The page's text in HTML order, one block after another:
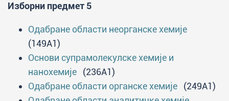
Изборни предмет 5
Одабране области неорганске хемије
(149A1)
Основи супрамолекулске хемије и
нанохемије (236A1)
Одабране области органске хемије (249A1)